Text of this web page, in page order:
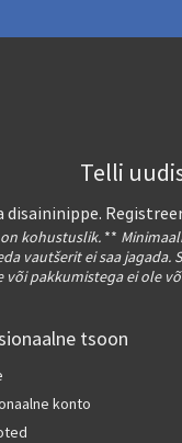
Telli
disaininippe.
on kohustuslik. **
vautšerit ei saa
või pakkumistega ei ole
tsoon
konto